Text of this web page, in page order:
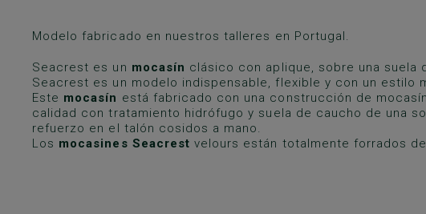
Modelo fabricado en nuestros talleres en Portugal.
Seacrest es un mocasín clásico con aplique, sobre una suela
Seacrest es un modelo indispensable, flexible y con un estilo
Este mocasín está fabricado con una construcción de
calidad con tratamiento hidrófugo y suela de caucho de una
refuerzo en el talón cosidos a mano.
Los mocasines Seacrest velours están totalmente forrados